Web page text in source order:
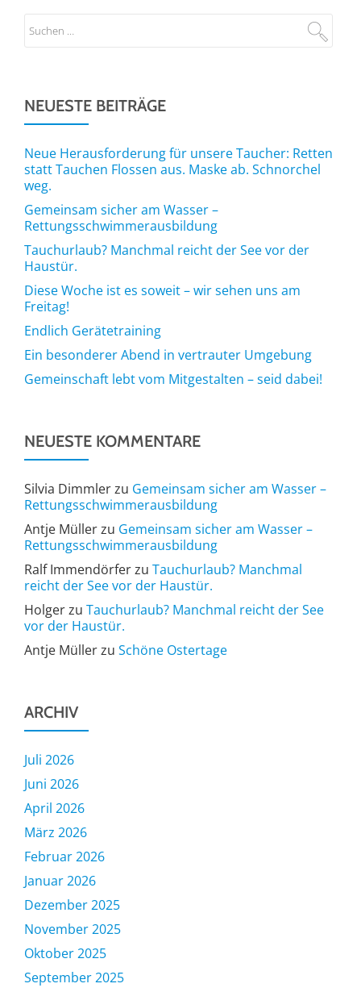
NEUESTE BEITRÄGE
Neue Herausforderung für unsere Taucher: Retten
statt Tauchen Flossen aus. Maske ab. Schnorchel
weg.
Gemeinsam sicher am Wasser –
Rettungsschwimmerausbildung
Tauchurlaub? Manchmal reicht der See vor der
Haustür.
Diese Woche ist es soweit – wir sehen uns am
Freitag!
Endlich Gerätetraining
Ein besonderer Abend in vertrauter Umgebung
Gemeinschaft lebt vom Mitgestalten – seid dabei!
NEUESTE KOMMENTARE
Silvia Dimmlerzu Gemeinsam sicher am Wasser –
Rettungsschwimmerausbildung
Antje Müllerzu Gemeinsam sicher am Wasser –
Rettungsschwimmerausbildung
Ralf Immendörferzu Tauchurlaub? Manchmal
reicht der See vor der Haustür.
Holgerzu Tauchurlaub? Manchmal reicht der See
vor der Haustür.
Antje Müllerzu Schöne Ostertage
ARCHIV
Juli 2026
Juni 2026
April 2026
März 2026
Februar 2026
Januar 2026
Dezember 2025
November 2025
Oktober 2025
September 2025